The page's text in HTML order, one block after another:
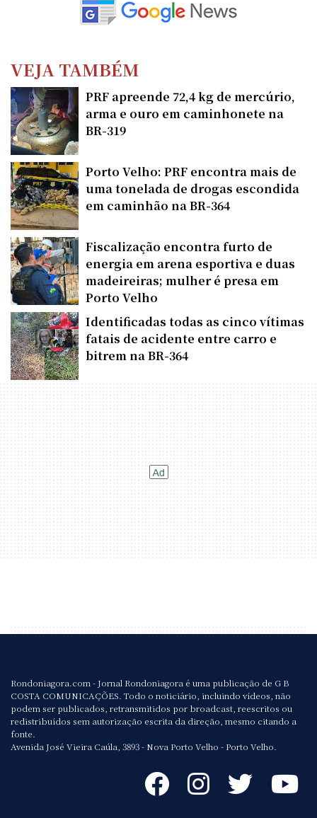
VEJA TAMBÉM
PRF apreende 72,4 kg de mercúrio,
arma e ouro em caminhonete na
BR-319
Porto Velho: PRF encontra mais de
uma tonelada de drogas escondida
em caminhão na BR-364
Fiscalização encontra furto de
energia em arena esportiva e duas
madeireiras; mulher é presa em
Porto Velho
Identificadas todas as cinco vítimas
fatais de acidente entre carro e
bitrem na BR-364
Rondoniagora.com - Jornal Rondoniagora é uma publicação de G B
COSTA COMUNICAÇÕES. Todo o noticiário, incluindo vídeos, não
podem ser publicados, retransmitidos por broadcast, reescritos ou
redistribuídos sem autorização escrita da direção, mesmo citando a
fonte.
Avenida José Vieira Caúla, 3893 - Nova Porto Velho - Porto Velho.